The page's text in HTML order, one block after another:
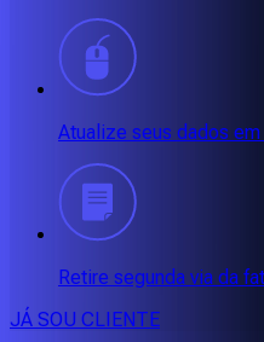
Atualize seus dados
Retire segunda via da
JÁ SOU CLIENTE